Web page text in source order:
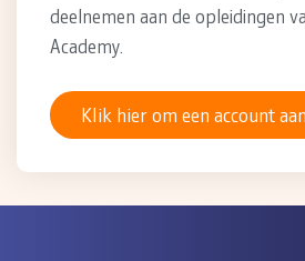
deelnemen aan de opleidingen
Academy.
Klik hier om een account